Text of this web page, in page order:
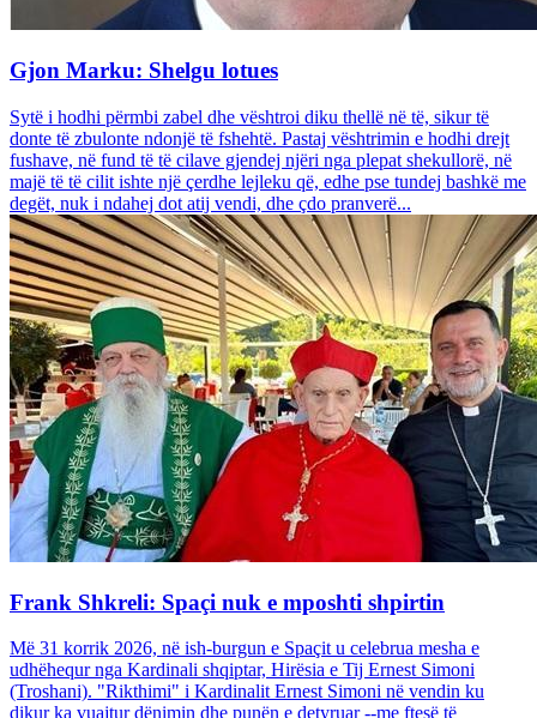
Gjon Marku: Shelgu lotues
Sytë i hodhi përmbi zabel dhe vështroi diku thellë në të, sikur të
donte të zbulonte ndonjë të fshehtë. Pastaj vështrimin e hodhi drejt
fushave, në fund të të cilave gjendej njëri nga plepat shekullorë, në
majë të të cilit ishte një çerdhe lejleku që, edhe pse tundej bashkë me
degët, nuk i ndahej dot atij vendi, dhe çdo pranverë...
Frank Shkreli: Spaçi nuk e mposhti shpirtin
Më 31 korrik 2026, në ish-burgun e Spaçit u celebrua mesha e
udhëhequr nga Kardinali shqiptar, Hirësia e Tij Ernest Simoni
(Troshani). "Rikthimi" i Kardinalit Ernest Simoni në vendin ku
dikur ka vuajtur dënimin dhe punën e detyruar --me ftesë të